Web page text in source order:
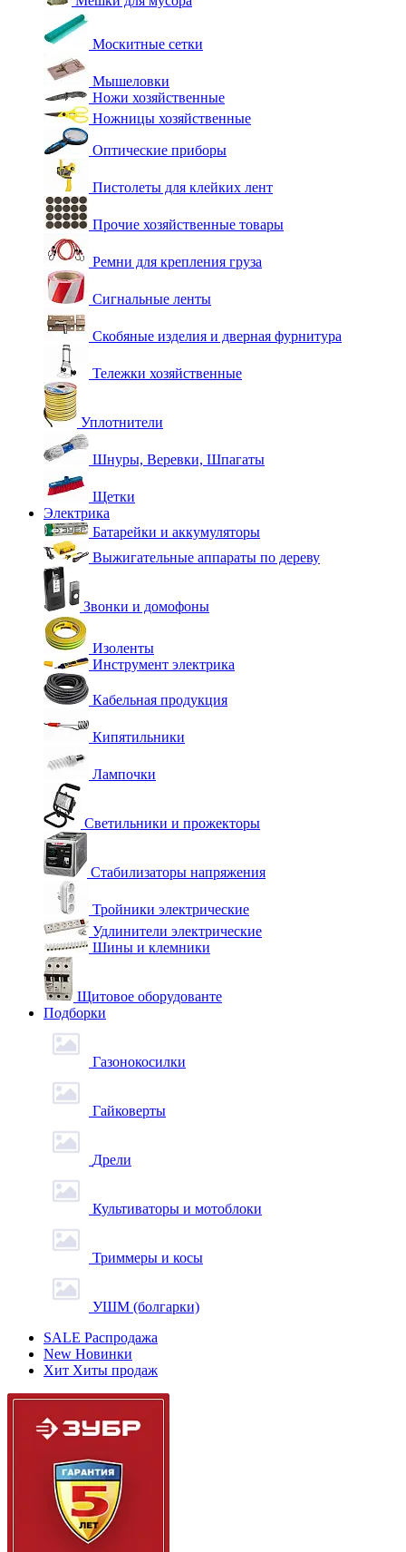
Москитные сетки
Мышеловки
Ножи хозяйственные
Ножницы хозяйственные
Оптические приборы
Пистолеты для клейких лент
Прочие хозяйственные товары
Ремни для крепления груза
Сигнальные ленты
Скобяные изделия и дверная фурнитура
Тележки хозяйственные
Уплотнители
Шнуры, Веревки, Шпагаты
Щетки
Электрика
Батарейки и аккумуляторы
Выжигательные аппараты по дереву
Звонки и домофоны
Изоленты
Инструмент электрика
Кабельная продукция
Кипятильники
Лампочки
Светильники и прожекторы
Стабилизаторы напряжения
Тройники электрические
Удлинители электрические
Шины и клемники
Щитовое оборудованте
Подборки
Газонокосилки
Гайковерты
Дрели
Культиваторы и мотоблоки
Триммеры и косы
УШМ (болгарки)
SALE Распродажа
New Новинки
Хит Хиты продаж